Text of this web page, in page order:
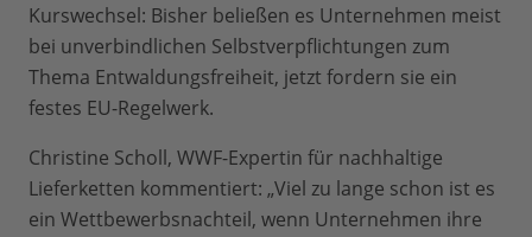
Kurswechsel: Bisher beließen es Unternehmen meist
bei unverbindlichen Selbstverpflichtungen zum
Thema Entwaldungsfreiheit, jetzt fordern sie ein
festes EU-Regelwerk.
Christine Scholl, WWF-Expertin für nachhaltige
Lieferketten kommentiert: „Viel zu lange schon ist es
ein Wettbewerbsnachteil, wenn Unternehmen ihre